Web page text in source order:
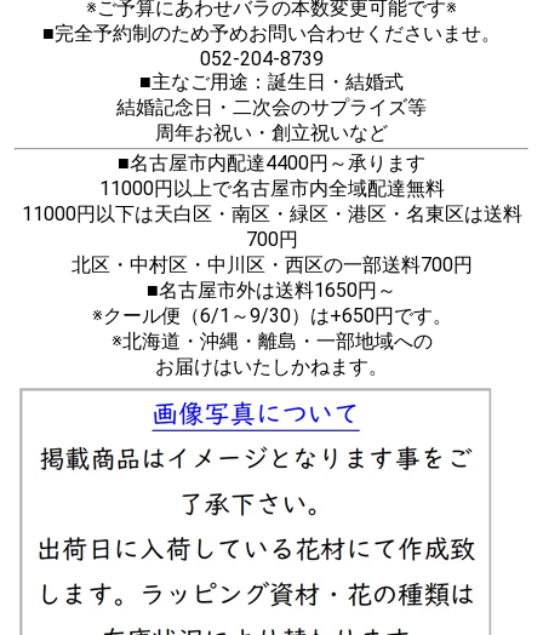
※ご予算にあわせバラの本数変更可能です※
■完全予約制のため予めお問い合わせくださいませ。
052-204-8739
■主なご用途：誕生日・結婚式
結婚記念日・二次会のサプライズ等
周年お祝い・創立祝いなど
■名古屋市内配達4400円～承ります
11000円以上で名古屋市内全域配達無料
11000円以下は天白区・南区・緑区・港区・名東区は送料
700円
北区・中村区・中川区・西区の一部送料700円
■名古屋市外は送料1650円～
※クール便（6/1～9/30）は+650円です。
※北海道・沖縄・離島・一部地域への
お届けはいたしかねます。